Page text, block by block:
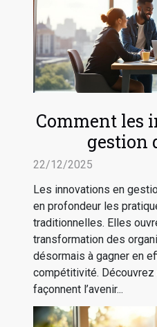
Comment les
gestion
pratiques
22/12/2025
Les innovations en
en profondeur les
traditionnelles. Elles
transformation des
désormais à gagner en
compétitivité.
façonnent l’avenir...